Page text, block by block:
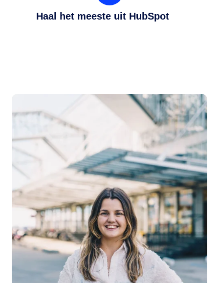
Haal het meeste uit HubSpot
uit